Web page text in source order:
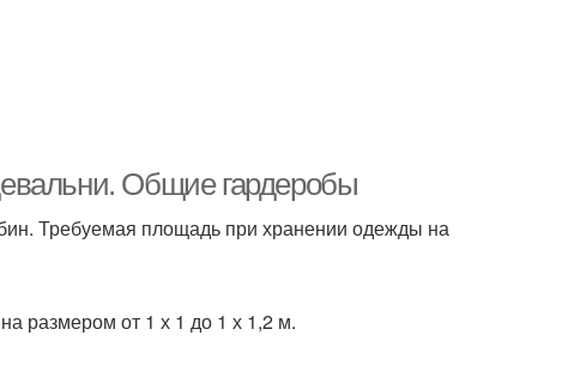
Общие гардеробы
Требуемая площадь при хранении одежды на
размером от 1 х 1 до 1 х 1,2 м.